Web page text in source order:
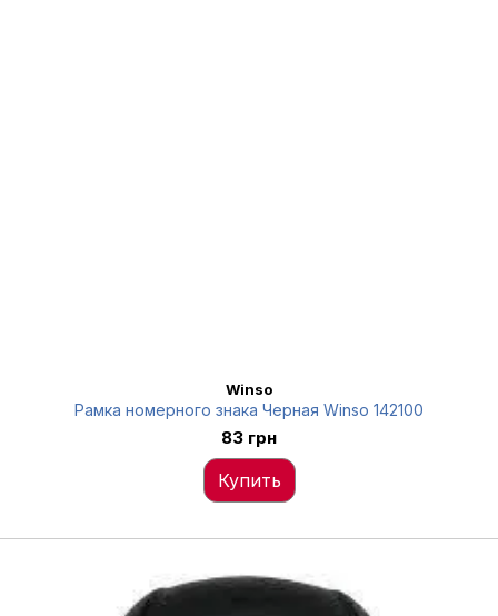
Winso
Рамка номерного знака Черная Winso 142100
83 грн
Купить